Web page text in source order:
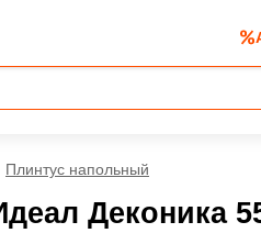
Плинтус напольный
Деконика